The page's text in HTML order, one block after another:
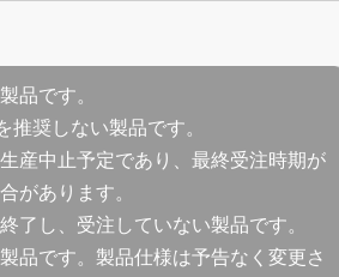
品です。
推奨しない製品です。
産中止予定であり、最終受注時期が
があります。
了し、受注していない製品です。
品です。製品仕様は予告なく変更さ